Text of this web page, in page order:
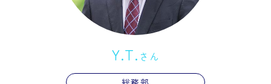
Y.T. さん